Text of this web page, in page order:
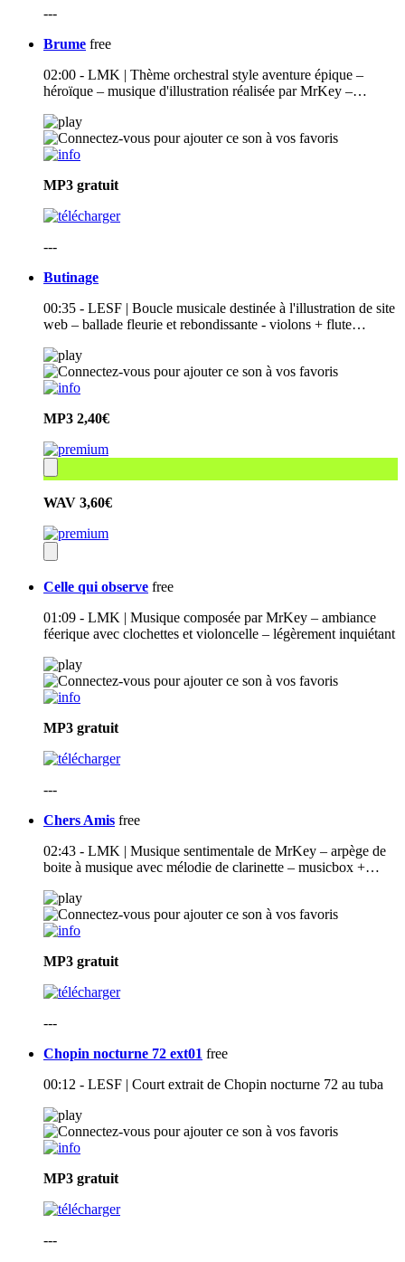
---
Brume free
02:00 - LMK | Thème orchestral style aventure épique –
héroïque – musique d'illustration réalisée par MrKey –…
MP3 gratuit
---
Butinage
00:35 - LESF | Boucle musicale destinée à l'illustration de site
web – ballade fleurie et rebondissante - violons + flute…
MP3 2,40€
WAV 3,60€
Celle qui observe free
01:09 - LMK | Musique composée par MrKey – ambiance
féerique avec clochettes et violoncelle – légèrement inquiétant
MP3 gratuit
---
Chers Amis free
02:43 - LMK | Musique sentimentale de MrKey – arpège de
boite à musique avec mélodie de clarinette – musicbox +…
MP3 gratuit
---
Chopin nocturne 72 ext01 free
00:12 - LESF | Court extrait de Chopin nocturne 72 au tuba
MP3 gratuit
---